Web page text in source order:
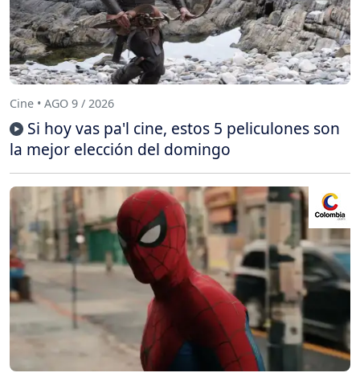
Cine • AGO 9 / 2026
Si hoy vas pa'l cine, estos 5 peliculones son
la mejor elección del domingo